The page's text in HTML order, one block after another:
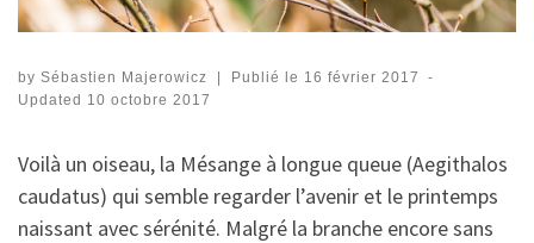
by Sébastien Majerowicz | Publié le 16 février 2017
-
Updated 10 octobre 2017
Voilà un oiseau, la Mésange à longue queue (Aegithalos
caudatus) qui semble regarder l’avenir et le printemps
naissant avec sérénité. Malgré la branche encore sans